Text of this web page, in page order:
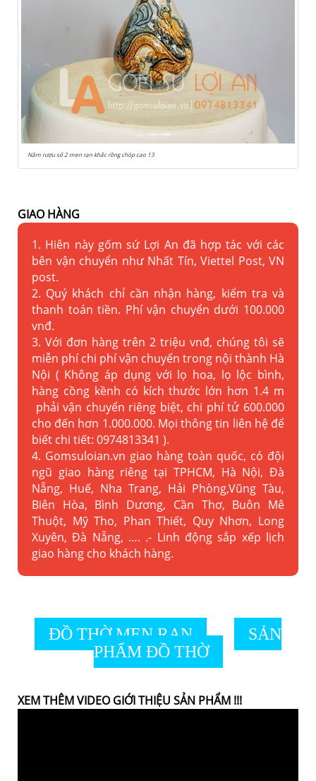
Nậm rượu số 2 men rạn khắc rồng chóp cao 13
GIAO HÀNG
1. Hiên này gốm sứ Lợi An đã hợp tác với các
bên vận chuyển như Nhất Tín, Viettel Post, VN
post.
2. Quý khách chỉ cần nhận hàng, kiểm tra và
thanh toán tiền. Phí vận chuyển dưới 100.000
vnđ.
3. Với đơn hàng trên 2 triệu vnđ, chúng tôi sẽ
miễn phí chi phí vận chuyển trong nội thành Hà
Nội ( Không áp dụng với lọ hoa, lọ lộc bình,
hàng cồng kềnh có kích thước lớn hơn 1.4 m
phải vận chuyển riêng biệt, chi phí tử 600.000
cho đến hơn 1.000.000. Mọi thông tin liên hệ để
biết chi tiết: 0974813341 ).
4. Gomsuloian.vn giao hàng toàn quốc, có đội
ngũ giao hàng riêng tại TPHCM, Hà Nội, Đà
Nẵng, Huế, Nha Trang, Hải Phòng,Vũng Tàu,
Biên Hòa, Bình Dương, Cần Thơ, Buôn Mê
Thuột, Mỹ Tho, Phan Thiết, Quy Nhơn, Long
Xuyên, Đà Nẵng, …. .- Linh động sắp xếp lịch
giao hàng cho khách hàng.
ĐỒ THỜ MEN RẠN
SẢN
PHẨM ĐỒ THỜ
XEM THÊM VIDEO GIỚI THIỆU SẢN PHẨM !!!